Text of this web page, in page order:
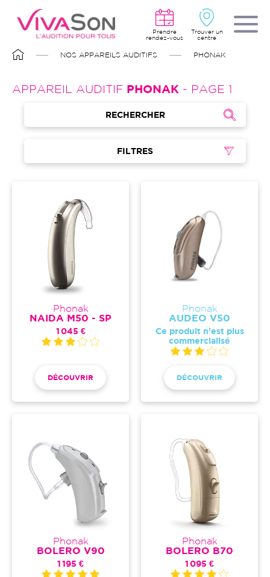
contenu
principal
Prendre
rendez-vous
Trouver un
centre
FIL
D'ARIANE
NOS APPAREILS AUDITIFS PHONAK
APPAREIL AUDITIF PHONAK - PAGE 1
RECHERCHER
FILTRES
Phonak
NAIDA M50 - SP
1 045 €
DÉCOUVRIR
Phonak
AUDEO V50
Ce produit n’est plus
commercialisé
DÉCOUVRIR
Phonak
BOLERO V90
1 195 €
Phonak
BOLERO B70
1 095 €